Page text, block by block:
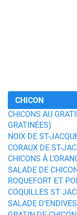
CHICON
CHICONS AU
GRATINÉES)
NOIX DE ST-
CORAUX DE ST-
CHICONS À
SALADE DE
ROQUEFORT ET
COQUILLES ST
SALADE